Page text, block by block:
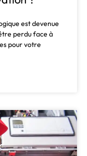
est devenue
perdu face à
pour votre